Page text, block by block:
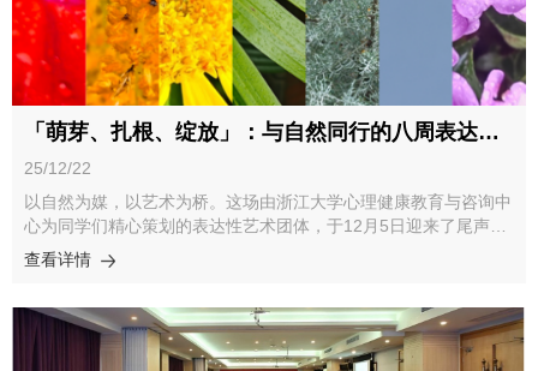
程全覆盖、咨询全天候、数据赋能预警、家校情感联动及医校共建
热线等方面的实践探索。随后的圆桌论坛，由浙江大学心理健康教
育与咨询中心主任、浙江大学医学院附属精神卫生中心（杭州市第
七人民医院）院长李涛主持，四位专家围绕“新时代高校心理中心
的职能定位与发展方向”主题展开深度对话，共同探讨了高校心理
中心的当下定位和未来发展，并对与会嘉宾提出的疑问进行解答与
分享。当天下午，两场分论坛同时举行，多名专家进行了交流分
人能力提升，探讨多措并举的队伍建设路径。分论坛二以“危机工
作管理”为主题，围绕分级管理、多元协同与复学适应，共探危机
全流程治理与家校医联动机制。会议最后，与会嘉宾参观了浙江大
理智慧与实践经验的深度交融，更是高校心理育人合力的坚实凝
聚。从中心科学化管理到校家医社协同，从队伍赋能到危机治理，
以诚挚感谢，并结合当前高校心理工作面临的新形势作出说明。他
指出，目前社会、学校对心理健康工作的重视程度日益提升。在此
背景下，签约咨询师已成为一线专业服务的中坚力量。为保障服务
质量与专业边界，中心将进一步规范咨询时段管理，强化校园危机
干预胜任力培训，并通过开设连续督导团体、冥想师资培养等举
措，支持签约咨询师的专业成长。会议还通报了优秀签约咨询师评
选结果，并就下学期管理细则调整、续聘考核安排等事项进行了说
明。
「萌芽、扎根、绽放」：与自然同行的八周表达性艺术团体顺利开展
25/12/22
以自然为媒，以艺术为桥。这场由浙江大学心理健康教育与咨询中
心为同学们精心策划的表达性艺术团体，于12月5日迎来了尾声。
在为期8周的时光里，我们恰似经历了一段遵循四季变化、关注内
在成长的的心灵之旅。在团体中，同学们可以暂别放下自己纷乱复
香中，通过绘画、黏土、自然拼贴、花艺创作等多元形式，重新感
受情绪的多样性、倾听内心的声音、释放积累的压力，最终唤醒与
查看详情